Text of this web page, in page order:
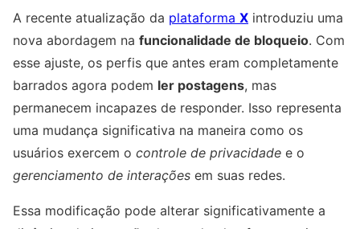
A recente atualização da plataforma X introduziu uma
nova abordagem na funcionalidade de bloqueio. Com
esse ajuste, os perfis que antes eram completamente
barrados agora podem ler postagens, mas
permanecem incapazes de responder. Isso representa
uma mudança significativa na maneira como os
usuários exercem o controle de privacidade e o
gerenciamento de interações em suas redes.
Essa modificação pode alterar significativamente a